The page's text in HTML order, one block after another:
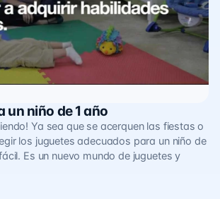
un niño de 1 año
Ya sea que se acerquen las fiestas o
los juguetes adecuados para un niño de
Es un nuevo mundo de juguetes y